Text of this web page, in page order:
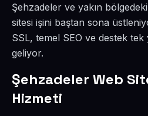
Şehzadeler ve yakın
sitesi işini baştan sona
SSL, temel SEO ve destek tek
geliyor.
Şehzadeler Web
Hizmeti